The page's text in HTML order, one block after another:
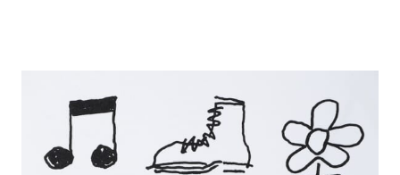
#路地裏てぃーん。 #MONTHLY JOURNAL
#GH 銘品の所以 #フイナムのYouTube
#Commune H #FOCUS IT #AH.H